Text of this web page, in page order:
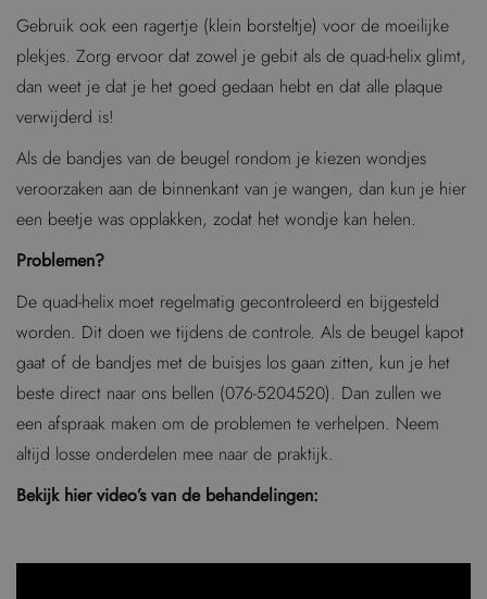
Gebruik ook een ragertje (klein borsteltje) voor de moeilijke
plekjes. Zorg ervoor dat zowel je gebit als de quad-helix glimt,
dan weet je dat je het goed gedaan hebt en dat alle plaque
verwijderd is!
Als de bandjes van de beugel rondom je kiezen wondjes
veroorzaken aan de binnenkant van je wangen, dan kun je hier
een beetje was opplakken, zodat het wondje kan helen.
Problemen?
De quad-helix moet regelmatig gecontroleerd en bijgesteld
worden. Dit doen we tijdens de controle. Als de beugel kapot
gaat of de bandjes met de buisjes los gaan zitten, kun je het
beste direct naar ons bellen (076-5204520). Dan zullen we
een afspraak maken om de problemen te verhelpen. Neem
altijd losse onderdelen mee naar de praktijk.
Bekijk hier video’s van de behandelingen: